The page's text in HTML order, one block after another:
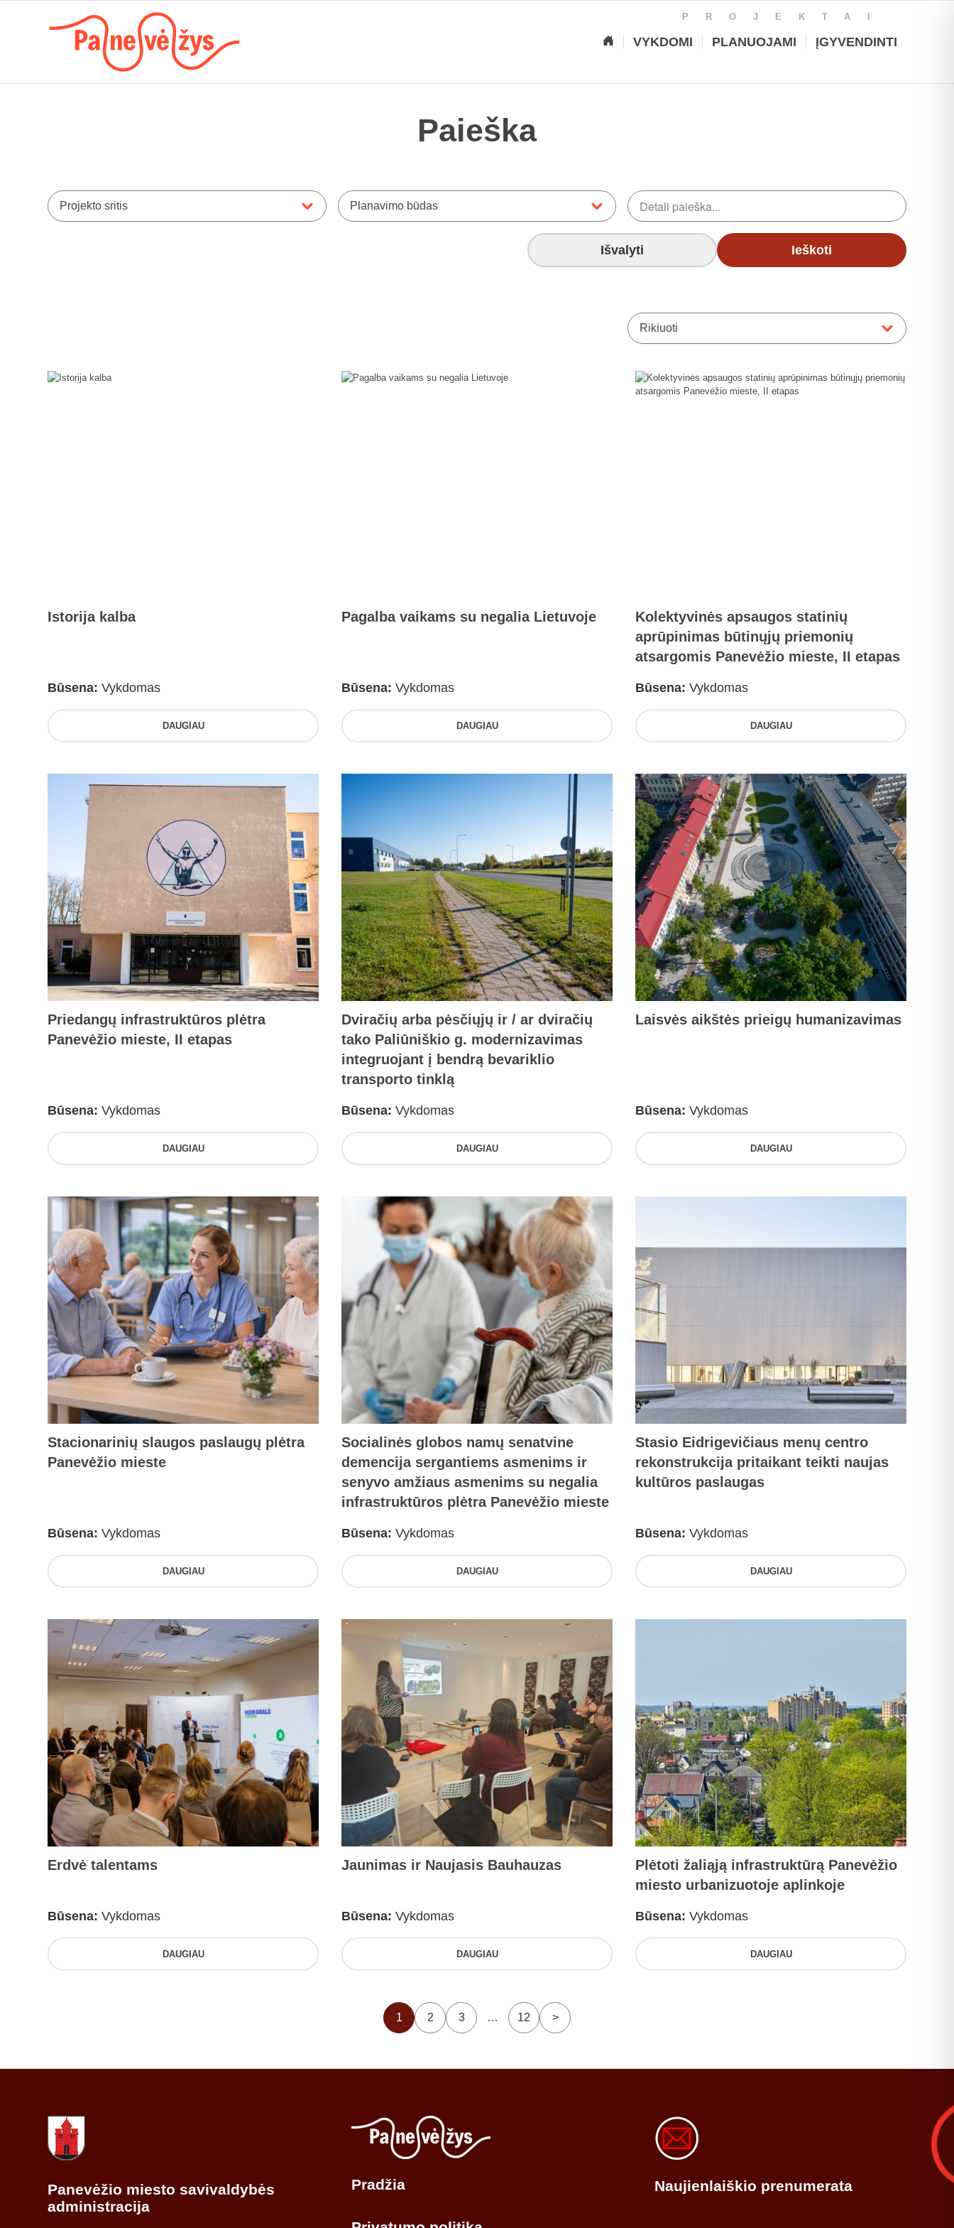
PROJEKTAI
VYKDOMI PLANUOJAMI ĮGYVENDINTI
Paieška
Projekto sritis Planavimo būdas
Išvalyti Ieškoti
Rikiuoti
Istorija kalba
Būsena: Vykdomas
DAUGIAU
Pagalba vaikams su negalia Lietuvoje
Būsena: Vykdomas
DAUGIAU
Kolektyvinės apsaugos statinių
aprūpinimas būtinųjų priemonių
atsargomis Panevėžio mieste, II etapas
Būsena: Vykdomas
DAUGIAU
Priedangų infrastruktūros plėtra
Panevėžio mieste, II etapas
Būsena: Vykdomas
DAUGIAU
Dviračių arba pėsčiųjų ir / ar dviračių
tako Paliūniškio g. modernizavimas
integruojant į bendrą bevariklio
transporto tinklą
Būsena: Vykdomas
DAUGIAU
Laisvės aikštės prieigų humanizavimas
Būsena: Vykdomas
DAUGIAU
Stacionarinių slaugos paslaugų plėtra
Panevėžio mieste
Būsena: Vykdomas
DAUGIAU
Socialinės globos namų senatvine
demencija sergantiems asmenims ir
senyvo amžiaus asmenims su negalia
infrastruktūros plėtra Panevėžio mieste
Būsena: Vykdomas
DAUGIAU
Stasio Eidrigevičiaus menų centro
rekonstrukcija pritaikant teikti naujas
kultūros paslaugas
Būsena: Vykdomas
DAUGIAU
Erdvė talentams
Būsena: Vykdomas
DAUGIAU
Jaunimas ir Naujasis Bauhauzas
Būsena: Vykdomas
DAUGIAU
Plėtoti žaliąją infrastruktūrą Panevėžio
miesto urbanizuotoje aplinkoje
Būsena: Vykdomas
DAUGIAU
1 2 3 … 12 >
Panevėžio miesto savivaldybės
administracija
Pradžia Naujienlaiškio prenumerata